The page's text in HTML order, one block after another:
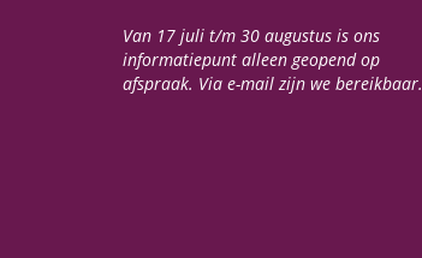
Van 17 juli t/m 30 augustus is ons
informatiepunt alleen geopend op
afspraak. Via e-mail zijn we bereikbaar.